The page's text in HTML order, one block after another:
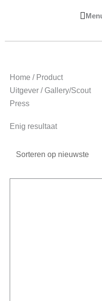
Home / Product
Uitgever / Gallery/Scout
Press
Enig resultaat